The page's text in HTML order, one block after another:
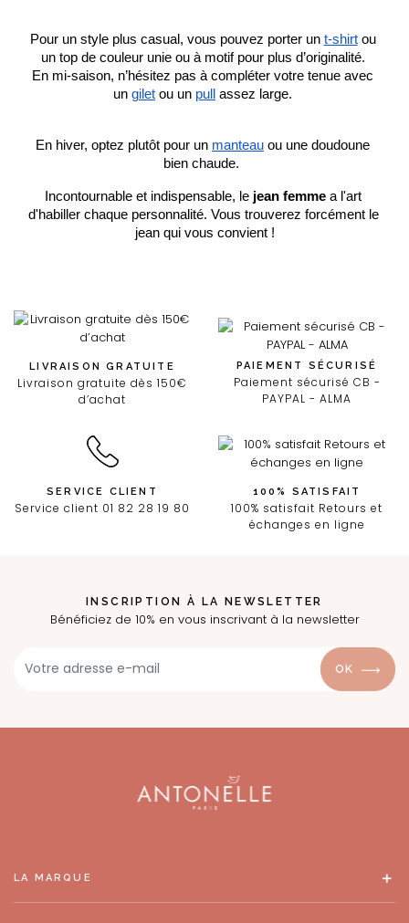
Pour un style plus casual, vous pouvez porter un t-shirt ou
un top de couleur unie ou à motif pour plus d’originalité.
En mi-saison, n’hésitez pas à compléter votre tenue avec
un gilet ou un pull assez large.
En hiver, optez plutôt pour un manteau ou une doudoune
bien chaude.
Incontournable et indispensable, le jean femme a l'art
d'habiller chaque personnalité. Vous trouverez forcément le
jean qui vous convient !
LIVRAISON GRATUITE
Livraison gratuite dès 150€
d’achat
PAIEMENT SÉCURISÉ
Paiement sécurisé CB -
PAYPAL - ALMA
SERVICE CLIENT
Service client 01 82 28 19 80
100% SATISFAIT
100% satisfait Retours et
échanges en ligne
INSCRIPTION À LA NEWSLETTER
Bénéficiez de 10% en vous inscrivant à la newsletter
OK
LA MARQUE